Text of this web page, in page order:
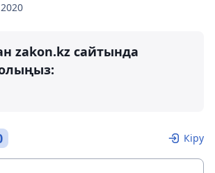
zakon.kz сайтында
Кіру